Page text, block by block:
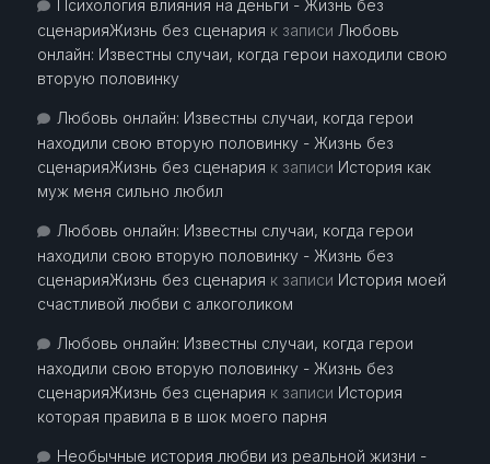
Психология влияния на деньги - Жизнь без
сценарияЖизнь без сценария к записи Любовь
онлайн: Известны случаи, когда герои находили свою
вторую половинку
Любовь онлайн: Известны случаи, когда герои
находили свою вторую половинку - Жизнь без
сценарияЖизнь без сценария к записи История как
муж меня сильно любил
Любовь онлайн: Известны случаи, когда герои
находили свою вторую половинку - Жизнь без
сценарияЖизнь без сценария к записи История моей
счастливой любви с алкоголиком
Любовь онлайн: Известны случаи, когда герои
находили свою вторую половинку - Жизнь без
сценарияЖизнь без сценария к записи История
которая правила в в шок моего парня
Необычные история любви из реальной жизни -